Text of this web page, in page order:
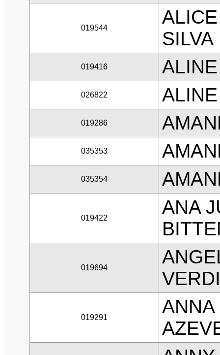
019544
SILVA
019416
026822
019286
035353
035354
019422
ANA
019694
019291
ANNA